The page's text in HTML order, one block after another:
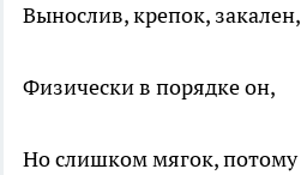
Вынослив, крепок, закален,
Физически в порядке он,
Но слишком мягок, потому